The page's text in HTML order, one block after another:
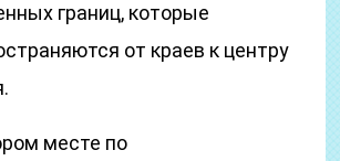
границ, которые
от краев к центру
месте по